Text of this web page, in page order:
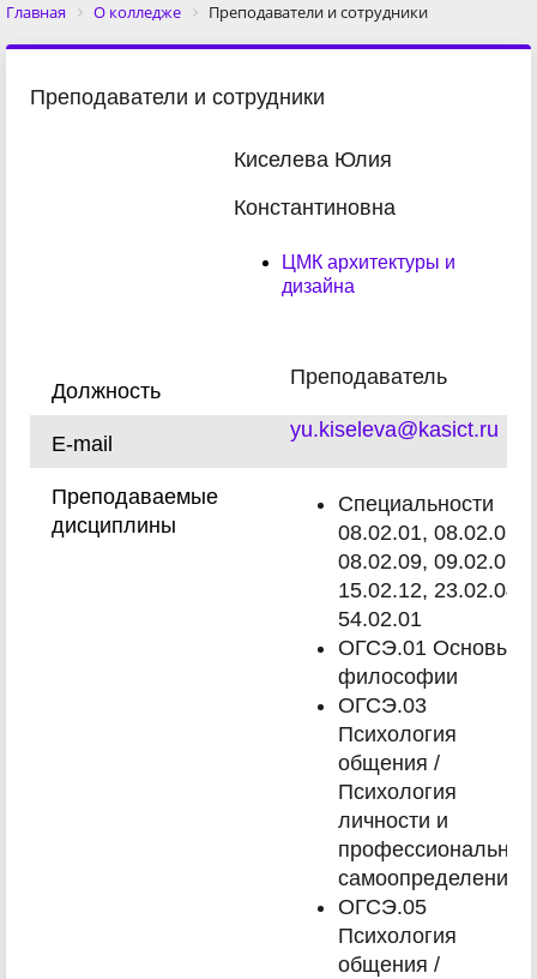
Главная О колледже Преподаватели и сотрудники
Преподаватели и сотрудники
Киселева Юлия
Константиновна
ЦМК архитектуры и
дизайна
Должность
Преподаватель
E-mail
yu.kiseleva@kasict.ru
Преподаваемые
дисциплины
Специальности
08.02.01, 08.02.03,
08.02.09, 09.02.07,
15.02.12, 23.02.04,
54.02.01
ОГСЭ.01 Основы
философии
ОГСЭ.03
Психология
общения /
Психология
личности и
профессиональное
самоопределение
ОГСЭ.05
Психология
общения /